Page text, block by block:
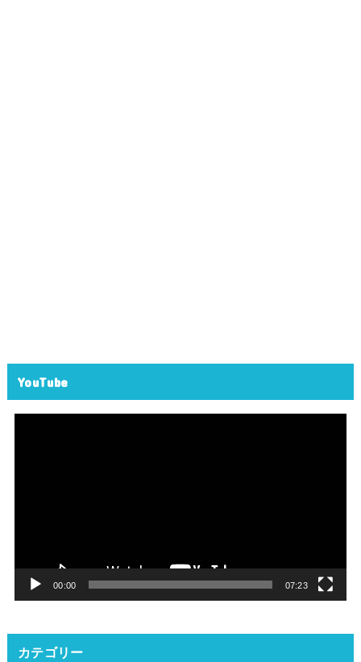
YouTube
00:00 07:23
カテゴリー